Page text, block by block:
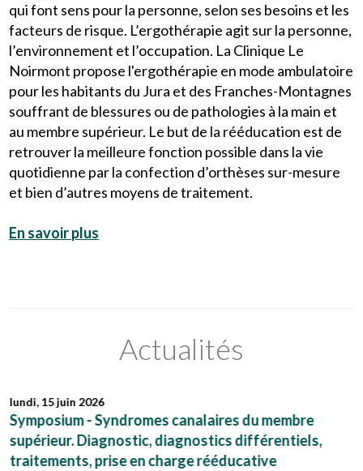
qui font sens pour la personne, selon ses besoins et les
facteurs de risque. L’ergothérapie agit sur la personne,
l’environnement et l’occupation. La Clinique Le
Noirmont propose l'ergothérapie en mode ambulatoire
pour les habitants du Jura et des Franches-Montagnes
souffrant de blessures ou de pathologies à la main et
au membre supérieur. Le but de la rééducation est de
retrouver la meilleure fonction possible dans la vie
quotidienne par la confection d’orthèses sur-mesure
et bien d’autres moyens de traitement.
En savoir plus
Actualités
lundi, 15 juin 2026
Symposium - Syndromes canalaires du membre
supérieur. Diagnostic, diagnostics différentiels,
traitements, prise en charge rééducative